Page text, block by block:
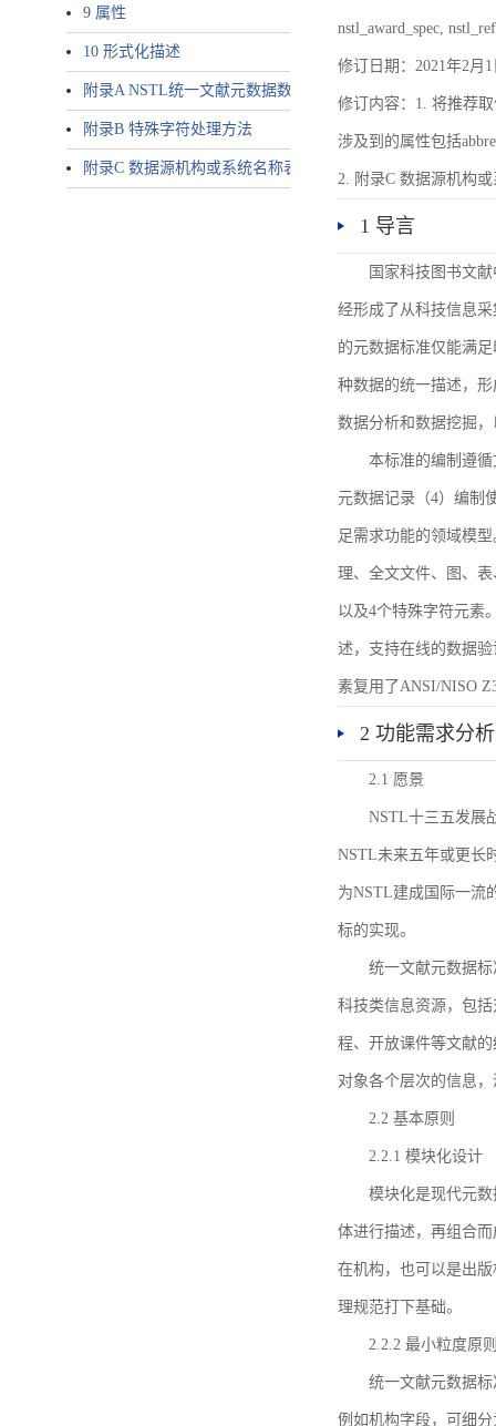
9 属性
10 形式化描述
附录A NSTL统一文献元数据数据唯一标识符规则
附录B 特殊字符处理方法
附录C 数据源机构或系统名称表
nstl_award_spec,
修订日期：2021年2月1
修订内容：1. 将推荐
涉及到的属性包括
2. 附录C 数据源机构或
1 导言
国家科技图书文
经形成了从科技信息
的元数据标准仅能满
种数据的统一描述，
数据分析和数据挖掘
本标准的编制遵
元数据记录（4）编制
足需求功能的领域模
理、全文文件、图、
以及4个特殊字符元素
述，支持在线的数据
素复用了ANSI/NISO
2 功能需求分析
2.1 愿景
NSTL十三五发展
NSTL未来五年或更长
为NSTL建成国际一流
标的实现。
统一文献元数据
科技类信息资源，包
程、开放课件等文献
对象各个层次的信息
2.2 基本原则
2.2.1 模块化设计
模块化是现代元
体进行描述，再组合
在机构，也可以是出
理规范打下基础。
2.2.2 最小粒度原
统一文献元数据
例如机构字段，可细